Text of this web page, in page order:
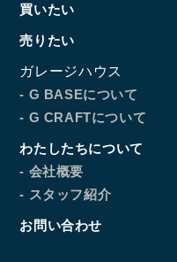
買いたい
売りたい
ガレージハウス
- G BASEについて
- G CRAFTについて
わたしたちについて
- 会社概要
- スタッフ紹介
お問い合わせ